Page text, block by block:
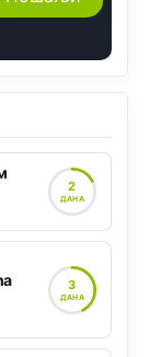
2
ДАНА
3
ДАНА